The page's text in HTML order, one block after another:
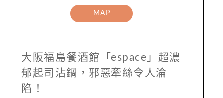
MAP
大阪福島餐酒館「espace」超濃
郁起司沾鍋，邪惡牽絲令人淪
陷！